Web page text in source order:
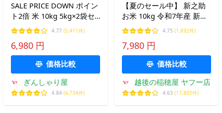
SALE PRICE DOWN ポイン
ト2倍 米 10kg 5kg×2袋セ
ット お米 ゆめぴりか 北海
道産 白米 令和7年産 送料
無料
4.77 (5,411件)
6,980 円
価格比較
ぎんしゃり屋
4.84 (4,734件)
【夏のセール中】 新之助
お米 10kg 令和7年産 新潟
県産 一等米 送料無料 沖縄
のぞく お中元
4.75 (1,892件)
7,980 円
価格比較
越後の稲穂屋 ヤフー店
4.63 (17,805件)